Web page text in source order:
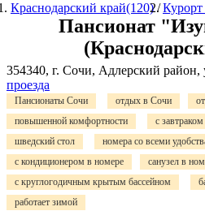
Краснодарский край(120)/
Пансионат
354340, г. Сочи, Адлерский
проезда
Пансионаты Сочи отдых в Сочи
повышенной комфортности
с завтраком
шведский стол
номера со всеми
с кондиционером в номере
санузел в
с круглогодичным крытым бассейном
работает зимой